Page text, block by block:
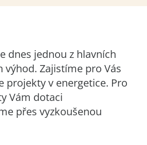
dnes jednou z hlavních
výhod. Zajistíme pro Vás
projekty v energetice. Pro
Vám dotaci
přes vyzkoušenou